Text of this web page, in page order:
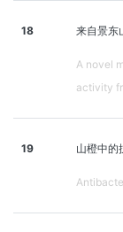
18 来自景东
A novel
activity
19 山橙中的